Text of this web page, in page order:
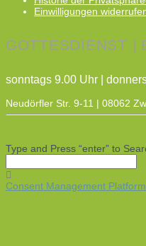
Einwilligungen
GOTTESDIENST |
sonntags 9.00 Uhr |
Neudörfler Str. 9-11 | 08062
Type and Press “enter” to
Consent Management